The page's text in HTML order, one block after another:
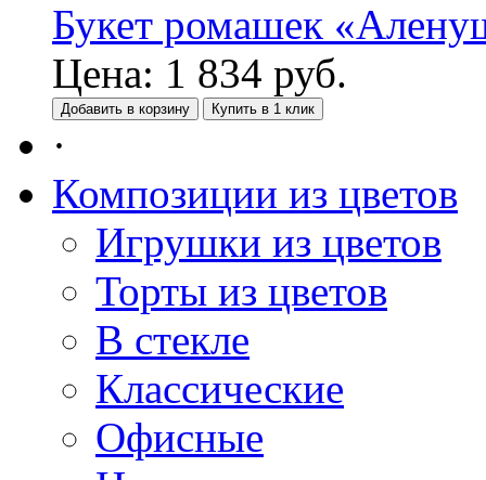
Букет ромашек
Цена: 1 834 руб.
Добавить в корзину Купить в 1 клик
·
Композиции из цветов
Игрушки из цветов
Торты из цветов
В стекле
Классические
Офисные